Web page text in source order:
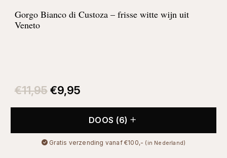
Gorgo Bianco di Custoza – frisse witte wijn uit
Veneto
€11,95 was:
€11,95.
€9,95is:
€9,95.
DOOS (6)
Gratis verzending vanaf €100,- (in Nederland)